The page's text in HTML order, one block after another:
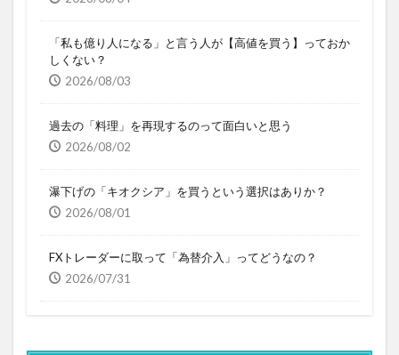
「私も億り人になる」と言う人が【高値を買う】っておか
しくない？
2026/08/03
過去の「料理」を再現するのって面白いと思う
2026/08/02
瀑下げの「キオクシア」を買うという選択はありか？
2026/08/01
FXトレーダーに取って「為替介入」ってどうなの？
2026/07/31